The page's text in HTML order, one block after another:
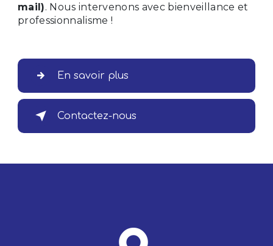
mail). Nous intervenons avec bienveillance et
professionnalisme !
En savoir plus
Contactez-nous